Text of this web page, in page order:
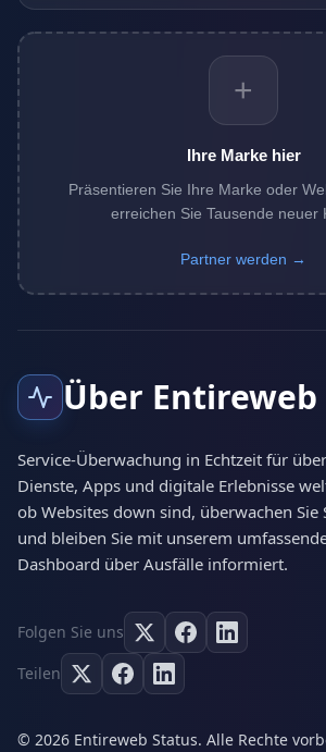
+
Ihre Marke hier
Präsentieren Sie Ihre Marke oder
erreichen Sie Tausende neuer
Partner werden →
Über
Service-Überwachung in Echtzeit für
Dienste, Apps und digitale Erlebnisse
ob Websites down sind, überwachen Sie
und bleiben Sie mit unserem
Dashboard über Ausfälle informiert.
Folgen Sie uns
Teilen
© 2026 Entireweb Status. Alle Rechte